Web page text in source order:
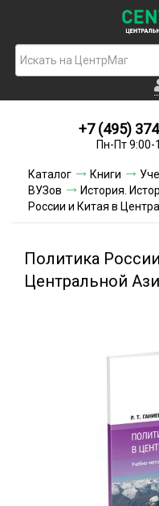
+7 (495)
Пн-Пт 9:00-
Каталог Книги
ВУЗов
История.
России и Китая в
Политика
Центральной